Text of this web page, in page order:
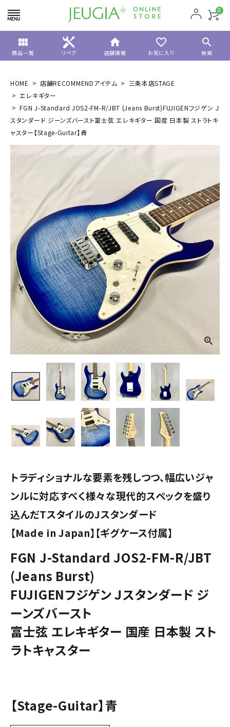
0
view_module
商品一覧 リペア
home
店舗情報
favorite_border
お気に入り
search
検索
HOME 店舗RECOMMENDアイテム
三条本店STAGE
エレキギター
FGN J-Standard JOS2-FM-R/JBT (Jeans Burst)FUJIGENフジゲン Ｊ
スタンダード ジーンズバースト富士弦 エレキギター 国産 日本製 ストラトキ
ャスター【Stage-Guitar】青
トラディショナルな要素を残しつつ、幅広いジャ
ンルに対応すべく様々な現代的スペックを盛り
込んだTスタイルのJスタンダード
【Made in Japan】【ギグケース付属】
FGN J-Standard JOS2-FM-R/JBT
(Jeans Burst)
FUJIGENフジゲン Ｊスタンダード ジ
ーンズバースト
富士弦 エレキギター 国産 日本製 スト
ラトキャスター
【Stage-Guitar】青